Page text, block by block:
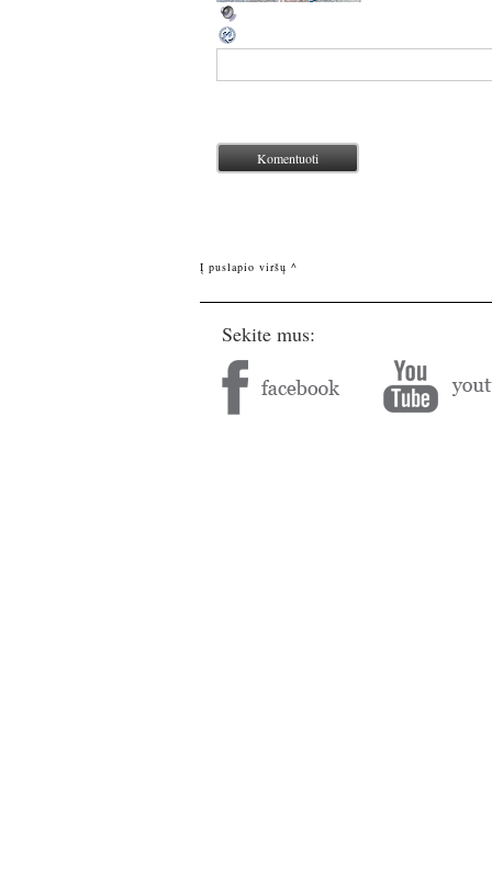
Į puslapio viršų ^
Sekite mus: